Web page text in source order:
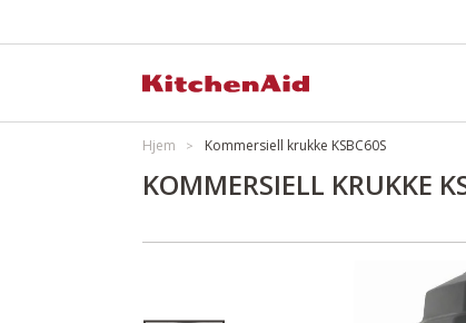
Hjem Kommersiell krukke KSBC60S
KOMMERSIELL KRUKKE